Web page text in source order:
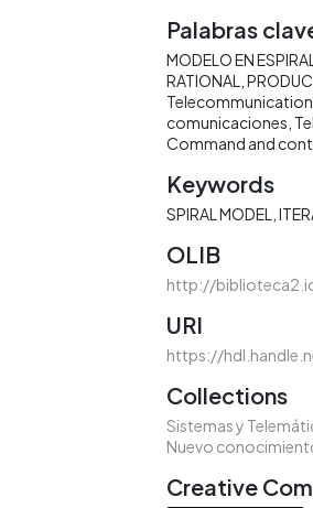
Palabras
MODELO EN ESPIRAL
RATIONAL
Telecommunication
comunicaciones
Command and
Keywords
SPIRAL MODEL
OLIB
http://
URI
https://
Collections
Sistemas y
Nuevo
Creative